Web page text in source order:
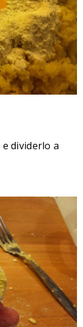
dividerlo a